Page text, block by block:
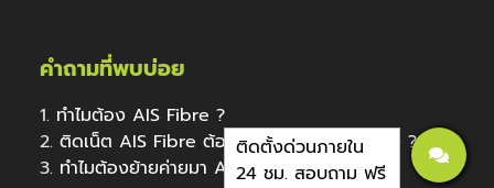
ติดตั้งด่วนภายใน
24 ชม. สอบถาม ฟรี
คำถามที่พบบ่อย
1. ทำไมต้อง AIS Fibre ?
2. ติดเน็ต AIS Fibre ต้องเตรียมเอกสารอะไรบ้าง ?
3. ทำไมต้องย้ายค่ายมา AIS Fibre ?